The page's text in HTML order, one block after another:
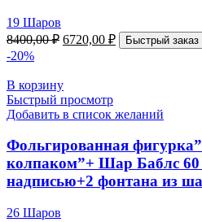
19 Шаров
8400,00₽ 6720,00 ₽ Быстрый заказ
-20%
В корзину
Быстрый просмотр
Добавить в список желаний
Фольгированная
колпаком”+ Шар Баблс 60
надписью+2 фонтана из
26 Шаров